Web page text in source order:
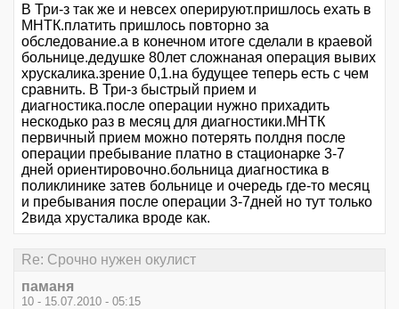
В Три-з так же и невсех оперируют.пришлось ехать в
МНТК.платить пришлось повторно за
обследование.а в конечном итоге сделали в краевой
больнице.дедушке 80лет сложнаная операция вывих
хрускалика.зрение 0,1.на будущее теперь есть с чем
сравнить. В Три-з быстрый прием и
диагностика.после операции нужно прихадить
нескодько раз в месяц для диагностики.МНТК
первичный прием можно потерять полдня после
операции пребывание платно в стационарке 3-7
дней ориентировочно.больница диагностика в
поликлинике затев больнице и очередь где-то месяц
и пребывания после операции 3-7дней но тут только
2вида хрусталика вроде как.
Re: Срочно нужен окулист
паманя
10 - 15.07.2010 - 05:15